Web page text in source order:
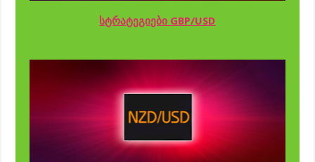
სტრატეგიები GBP/USD